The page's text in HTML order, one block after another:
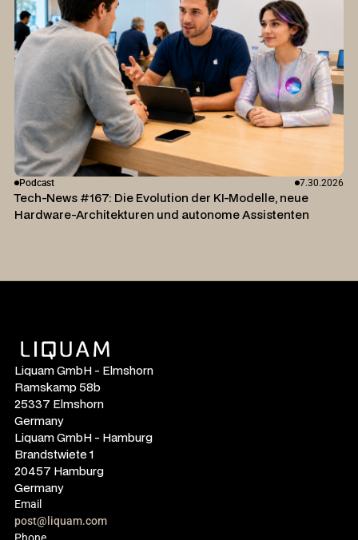
Podcast 7.30.2026
Tech-News #167: Die Evolution der KI-Modelle, neue
Hardware-Architekturen und autonome Assistenten
Liquam GmbH - Elmshorn
Ramskamp 58b
25337 Elmshorn
Germany
Liquam GmbH - Hamburg
Brandstwiete 1
20457 Hamburg
Germany
Email
post@liquam.com